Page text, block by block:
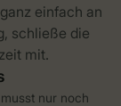
nur noch